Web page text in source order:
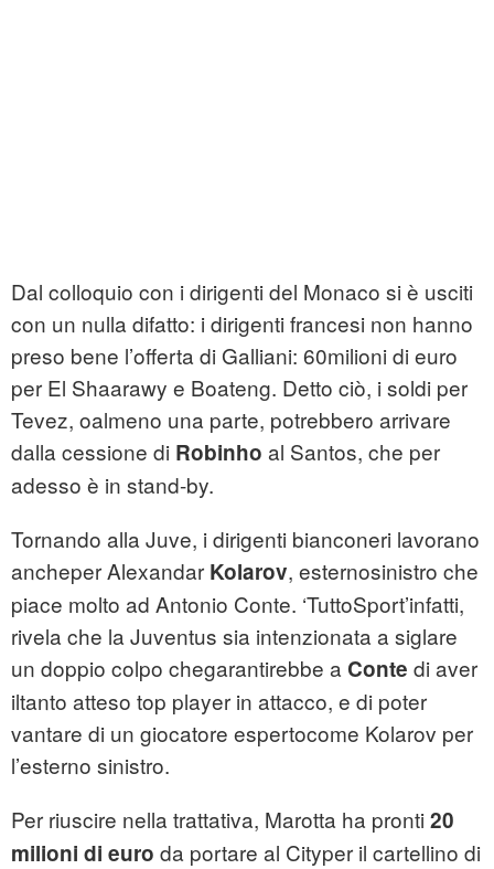
Dal colloquio con i dirigenti del Monaco si è usciti
con un nulla difatto: i dirigenti francesi non hanno
preso bene l’offerta di Galliani: 60milioni di euro
per El Shaarawy e Boateng. Detto ciò, i soldi per
Tevez, oalmeno una parte, potrebbero arrivare
dalla cessione di Robinho al Santos, che per
adesso è in stand-by.
Tornando alla Juve, i dirigenti bianconeri lavorano
ancheper Alexandar Kolarov, esternosinistro che
piace molto ad Antonio Conte. ‘TuttoSport’infatti,
rivela che la Juventus sia intenzionata a siglare
un doppio colpo chegarantirebbe a Conte di aver
iltanto atteso top player in attacco, e di poter
vantare di un giocatore espertocome Kolarov per
l’esterno sinistro.
Per riuscire nella trattativa, Marotta ha pronti 20
milioni di euro da portare al Cityper il cartellino di